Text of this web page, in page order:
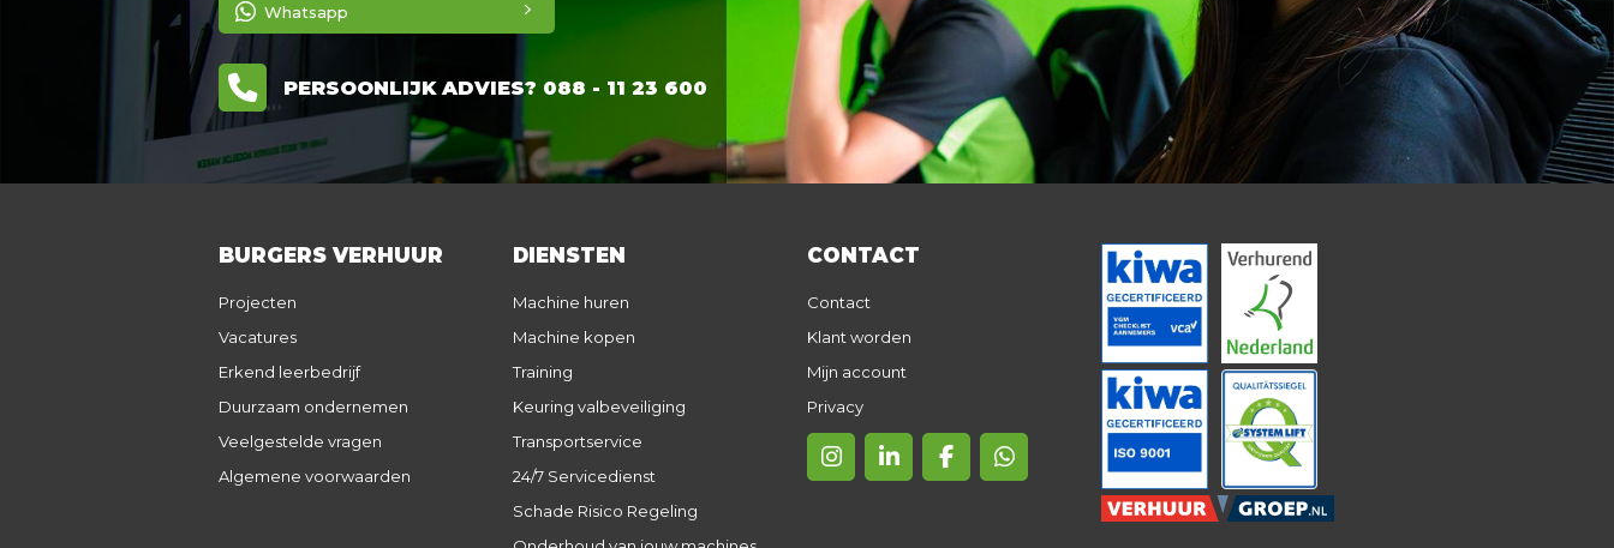
Whatsapp
PERSOONLIJK ADVIES? 088 - 11 23 600
BURGERS VERHUUR
Projecten
Vacatures
Erkend leerbedrijf
Duurzaam ondernemen
Veelgestelde vragen
Algemene voorwaarden
DIENSTEN
Machine huren
Machine kopen
Training
Keuring valbeveiliging
Transportservice
24/7 Servicedienst
Schade Risico Regeling
CONTACT
Contact
Klant worden
Mijn account
Privacy